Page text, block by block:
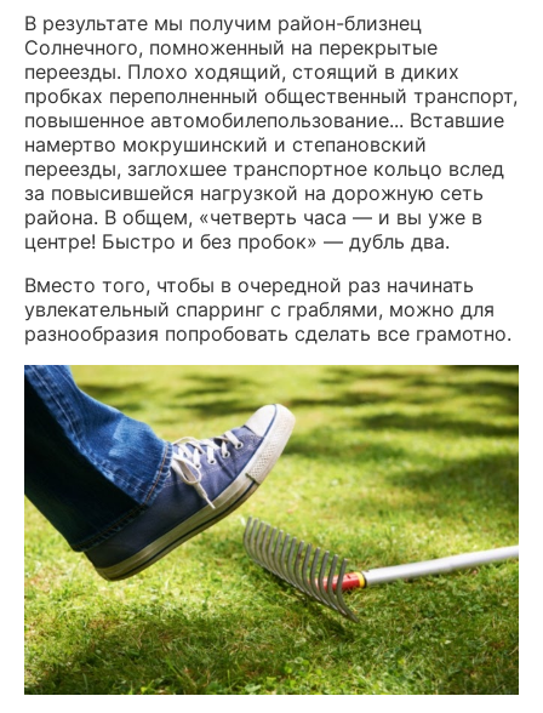
В результате мы получим район-близнец
Солнечного, помноженный на перекрытые
переезды. Плохо ходящий, стоящий в диких
пробках переполненный общественный транспорт,
повышенное автомобилепользование... Вставшие
намертво мокрушинский и степановский
переезды, заглохшее транспортное кольцо вслед
за повысившейся нагрузкой на дорожную сеть
района. В общем, «четверть часа — и вы уже в
центре! Быстро и без пробок» — дубль два.
Вместо того, чтобы в очередной раз начинать
увлекательный спарринг с граблями, можно для
разнообразия попробовать сделать все грамотно.